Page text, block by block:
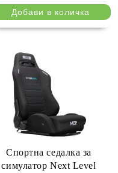
Спортна седалка за
симулатор Next Level